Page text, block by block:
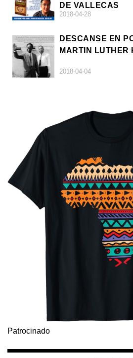
DE VALLECAS
2018-04-28
DESCANSE EN
MARTIN LUTHER
2018-04-04
Patrocinado